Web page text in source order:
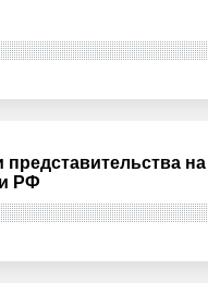
на
РФ